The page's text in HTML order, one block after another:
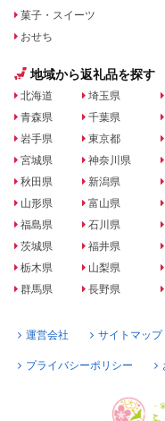
菓子・スイーツ
おせち
地域から返礼品を探す
北海道
青森県
岩手県
宮城県
秋田県
山形県
福島県
茨城県
栃木県
群馬県
埼玉県
千葉県
東京都
神奈川県
新潟県
富山県
石川県
福井県
山梨県
長野県
運営会社 サイトマップ
プライバシーポリシー